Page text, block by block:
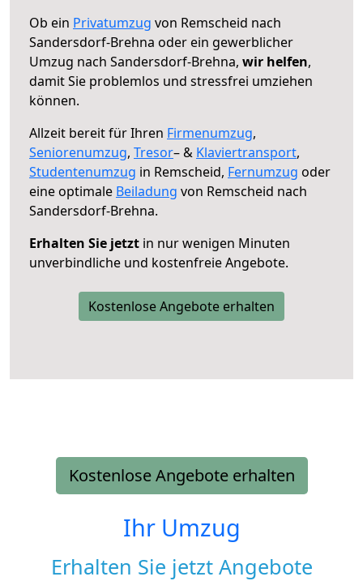
Ob ein Privatumzug von Remscheid nach
Sandersdorf-Brehna oder ein gewerblicher
Umzug nach Sandersdorf-Brehna, wir helfen,
damit Sie problemlos und stressfrei umziehen
können.
Allzeit bereit für Ihren Firmenumzug,
Seniorenumzug, Tresor– & Klaviertransport,
Studentenumzug in Remscheid, Fernumzug oder
eine optimale Beiladung von Remscheid nach
Sandersdorf-Brehna.
Erhalten Sie jetzt in nur wenigen Minuten
unverbindliche und kostenfreie Angebote.
Kostenlose Angebote erhalten
Kostenlose Angebote erhalten
Ihr Umzug
Erhalten Sie jetzt Angebote